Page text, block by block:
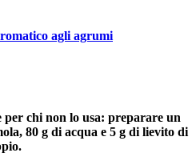
agli agrumi
per chi non lo usa: preparare un
80 g di acqua e 5 g di lievito di